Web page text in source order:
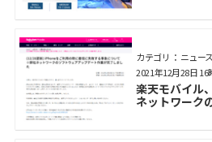
カテゴリ： ニュー
楽天モバイル
ネットワーク
2021年12月28日 16